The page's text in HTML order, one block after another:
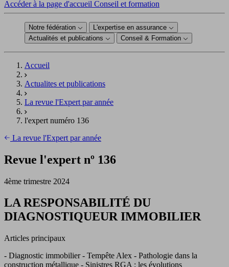
Accéder à la page d'accueil Conseil et formation
Notre fédération
L'expertise en assurance
Actualités et publications
Conseil & Formation
Accueil
Actualites et publications
La revue l'Expert par année
l'expert numéro 136
La revue l'Expert par année
Revue l'expert nº 136
4ème trimestre 2024
LA RESPONSABILITÉ DU
DIAGNOSTIQUEUR IMMOBILIER
Articles principaux
- Diagnostic immobilier - Tempête Alex - Pathologie dans la
construction métallique - Sinistres RGA : les évolutions